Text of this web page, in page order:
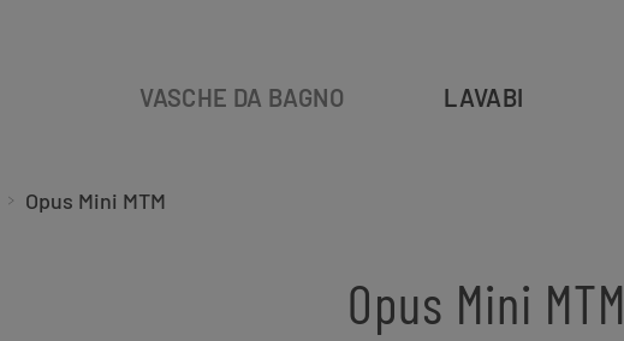
VASCHE DA BAGNO LAVABI
Opus Mini MTM
Opus Mini MTM